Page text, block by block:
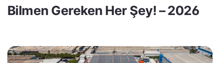
Bilmen Gereken Her Şey! – 2026